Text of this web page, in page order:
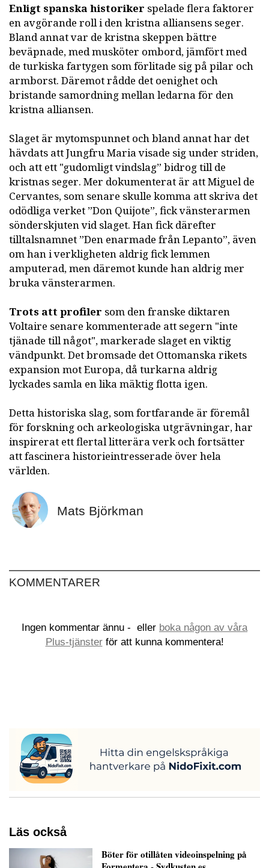
Enligt spanska historiker spelade flera faktorer
en avgörande roll i den kristna alliansens seger.
Bland annat var de kristna skeppen bättre
beväpnade, med musköter ombord, jämfört med
de turkiska fartygen som förlitade sig på pilar och
armborst. Däremot rådde det oenighet och
bristande samordning mellan ledarna för den
kristna alliansen.
Slaget är mytomspunnet och bland annat har det
hävdats att Jungfru Maria visade sig under striden,
och att ett "gudomligt vindslag” bidrog till de
kristnas seger. Mer dokumenterat är att Miguel de
Cervantes, som senare skulle komma att skriva det
odödliga verket ”Don Quijote”, fick vänsterarmen
sönderskjuten vid slaget. Han fick därefter
tilltalsnamnet ”Den enarmade från Lepanto”, även
om han i verkligheten aldrig fick lemmen
amputerad, men däremot kunde han aldrig mer
bruka vänsterarmen.
Trots att profiler som den franske diktaren
Voltaire senare kommenterade att segern "inte
tjänade till något", markerade slaget en viktig
vändpunkt. Det bromsade det Ottomanska rikets
expansion mot Europa, då turkarna aldrig
lyckades samla en lika mäktig flotta igen.
Detta historiska slag, som fortfarande är föremål
för forskning och arkeologiska utgrävningar, har
inspirerat ett flertal litterära verk och fortsätter
att fascinera historieintresserade över hela
världen.
Mats Björkman
KOMMENTARER
Ingen kommentar ännu - eller boka någon av våra
Plus-tjänsterför att kunna kommentera!